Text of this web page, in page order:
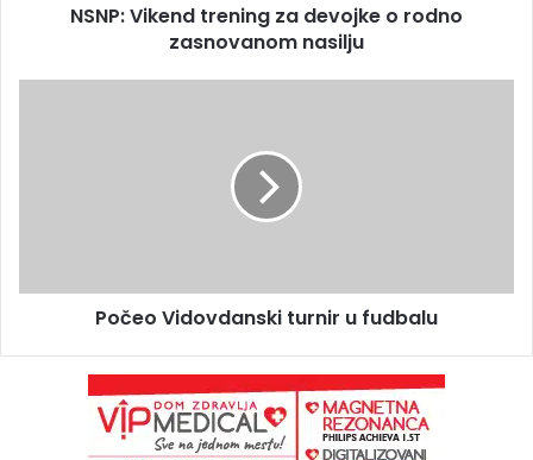
NSNP: Vikend trening za devojke o rodno
zasnovanom nasilju
Počeo Vidovdanski turnir u fudbalu